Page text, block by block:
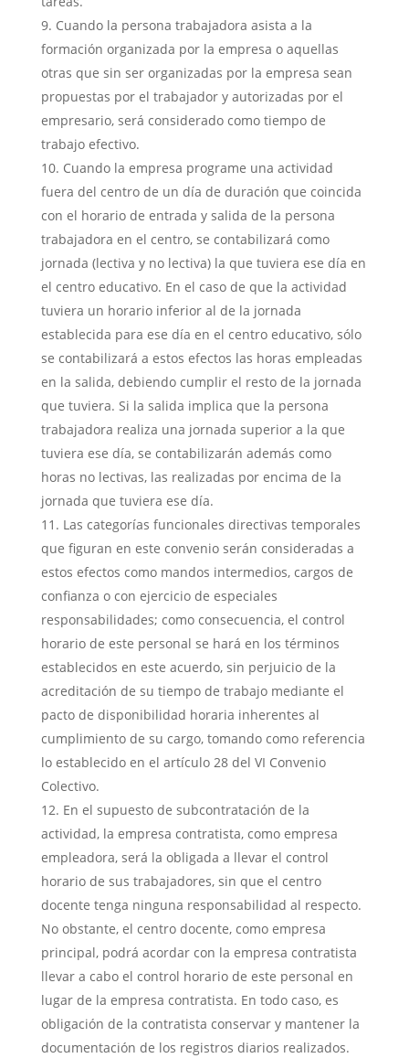
Cuando la persona trabajadora asista a la
formación organizada por la empresa o aquellas
otras que sin ser organizadas por la empresa sean
propuestas por el trabajador y autorizadas por el
empresario, será considerado como tiempo de
trabajo efectivo.
Cuando la empresa programe una actividad
fuera del centro de un día de duración que coincida
con el horario de entrada y salida de la persona
trabajadora en el centro, se contabilizará como
jornada (lectiva y no lectiva) la que tuviera ese día en
el centro educativo. En el caso de que la actividad
tuviera un horario inferior al de la jornada
establecida para ese día en el centro educativo, sólo
se contabilizará a estos efectos las horas empleadas
en la salida, debiendo cumplir el resto de la jornada
que tuviera. Si la salida implica que la persona
trabajadora realiza una jornada superior a la que
tuviera ese día, se contabilizarán además como
horas no lectivas, las realizadas por encima de la
jornada que tuviera ese día.
Las categorías funcionales directivas temporales
que figuran en este convenio serán consideradas a
estos efectos como mandos intermedios, cargos de
confianza o con ejercicio de especiales
responsabilidades; como consecuencia, el control
horario de este personal se hará en los términos
establecidos en este acuerdo, sin perjuicio de la
acreditación de su tiempo de trabajo mediante el
pacto de disponibilidad horaria inherentes al
cumplimiento de su cargo, tomando como referencia
lo establecido en el artículo 28 del VI Convenio
Colectivo.
En el supuesto de subcontratación de la
actividad, la empresa contratista, como empresa
empleadora, será la obligada a llevar el control
horario de sus trabajadores, sin que el centro
docente tenga ninguna responsabilidad al respecto.
No obstante, el centro docente, como empresa
principal, podrá acordar con la empresa contratista
llevar a cabo el control horario de este personal en
lugar de la empresa contratista. En todo caso, es
obligación de la contratista conservar y mantener la
documentación de los registros diarios realizados.